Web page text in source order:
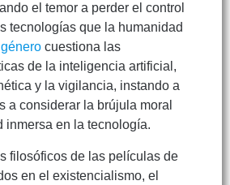
el temor a perder el control
tecnologías que la humanidad
género cuestiona las
de la inteligencia artificial,
y la vigilancia, instando a
a considerar la brújula moral
inmersa en la tecnología.
filosóficos de las películas de
en el existencialismo, el